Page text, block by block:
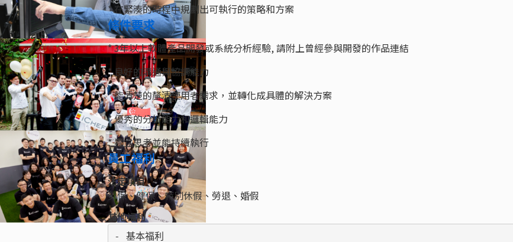
* 在緊湊的時程中規劃出可執行的策略和方案
條件要求
* 3年以上軟體產品開發或系統分析經驗, 請附上曾經參與開發的作品連結
* 良好的溝通與協調能力
* 能清楚的釐清使用者需求，並轉化成具體的解決方案
* 優秀的分析能力和邏輯能力
* 獨立思考並能持續執行
員工福利
法定項目
勞保、健保、特別休假、勞退、婚假
其他福利
- 基本福利